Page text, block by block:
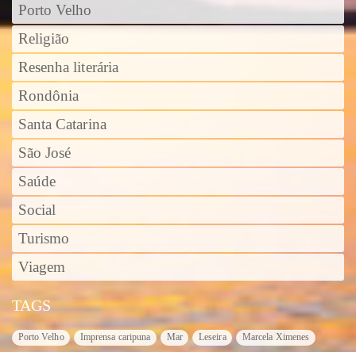
Porto Velho
Religião
Resenha literária
Rondônia
Santa Catarina
São José
Saúde
Social
Turismo
Viagem
TAGS
Porto Velho Imprensa caripuna Mar Leseira Marcela Ximenes